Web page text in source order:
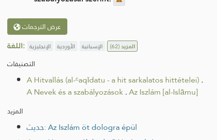
عرض الترجمات
اللغة: الإنجليزية الأوردية الإسبانية المزيد(62)
التصنيفات
A Hitvallás (al-ᶜaqīdatu - a hit sarkalatos hittételei).
A Nevek és a szabályozások.Az Iszlám [al-Islāmu]
المزيد
حديث: Az Iszlám öt dologra épül